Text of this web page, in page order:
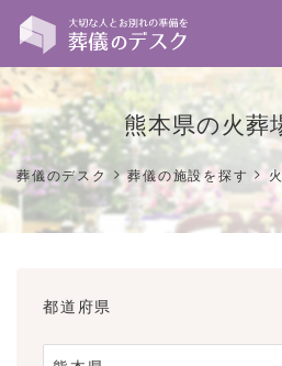
熊本県の火葬
葬儀のデスク >葬儀の施設を探す >
都道府県